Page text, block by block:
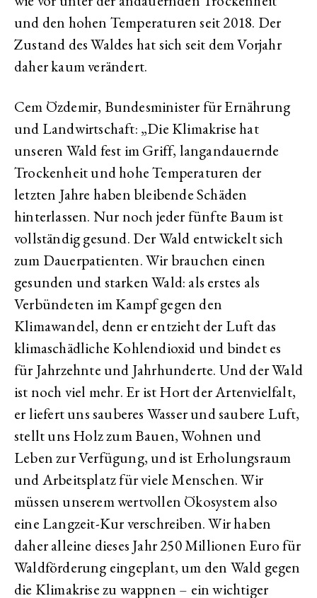
und den hohen Temperaturen seit 2018. Der
Zustand des Waldes hat sich seit dem Vorjahr
daher kaum verändert.
Cem Özdemir, Bundesminister für Ernährung
und Landwirtschaft: „Die Klimakrise hat
unseren Wald fest im Griff, langandauernde
Trockenheit und hohe Temperaturen der
letzten Jahre haben bleibende Schäden
hinterlassen. Nur noch jeder fünfte Baum ist
vollständig gesund. Der Wald entwickelt sich
zum Dauerpatienten. Wir brauchen einen
gesunden und starken Wald: als erstes als
Verbündeten im Kampf gegen den
Klimawandel, denn er entzieht der Luft das
klimaschädliche Kohlendioxid und bindet es
für Jahrzehnte und Jahrhunderte. Und der Wald
ist noch viel mehr. Er ist Hort der Artenvielfalt,
er liefert uns sauberes Wasser und saubere Luft,
stellt uns Holz zum Bauen, Wohnen und
Leben zur Verfügung, und ist Erholungsraum
und Arbeitsplatz für viele Menschen. Wir
müssen unserem wertvollen Ökosystem also
eine Langzeit-Kur verschreiben. Wir haben
daher alleine dieses Jahr 250 Millionen Euro für
Waldförderung eingeplant, um den Wald gegen
die Klimakrise zu wappnen – ein wichtiger